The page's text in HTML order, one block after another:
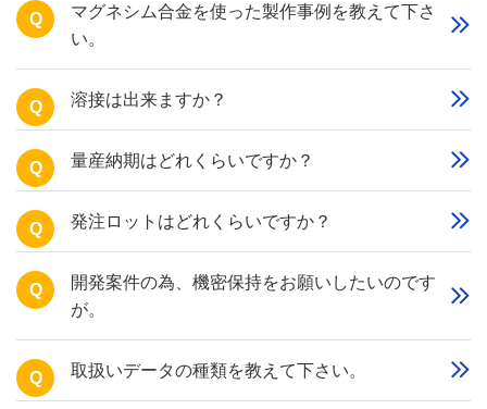
Q
マグネシム合金を使った製作事例を教えて下さ
い。
Q 溶接は出来ますか？
Q 量産納期はどれくらいですか？
Q 発注ロットはどれくらいですか？
Q
開発案件の為、機密保持をお願いしたいのです
が。
Q 取扱いデータの種類を教えて下さい。